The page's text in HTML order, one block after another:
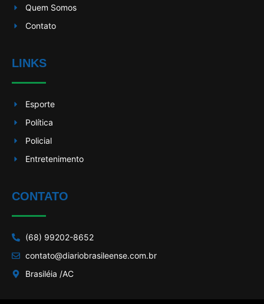
Quem Somos
Contato
LINKS
Esporte
Política
Policial
Entretenimento
CONTATO
(68) 99202-8652
contato@diariobrasileense.com.br
Brasiléia /AC